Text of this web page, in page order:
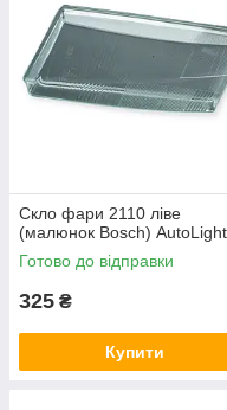
Скло фари 2110 ліве
(малюнок Bosch) AutoLight
Готово до відправки
325 ₴
Купити